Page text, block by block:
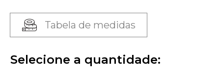
Tabela de medidas
Selecione a quantidade: